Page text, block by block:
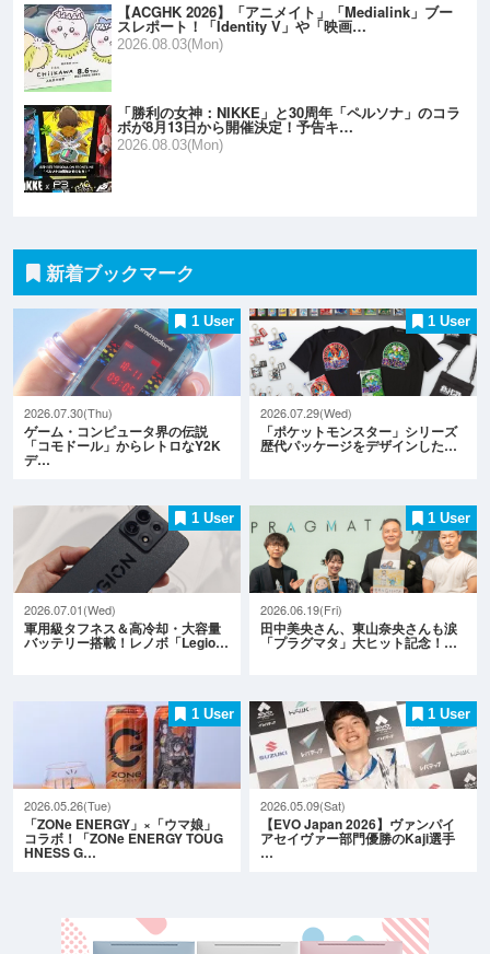
【ACGHK 2026】「アニメイト」「Medialink」ブー
スレポート！「Identity V」や「映画…
2026.08.03(Mon)
「勝利の女神：NIKKE」と30周年「ペルソナ」のコラ
ボが8月13日から開催決定！予告キ…
2026.08.03(Mon)
新着ブックマーク
1 User
2026.07.30(Thu)
ゲーム・コンピュータ界の伝説
「コモドール」からレトロなY2K
デ…
1 User
2026.07.29(Wed)
「ポケットモンスター」シリーズ
歴代パッケージをデザインした…
1 User
2026.07.01(Wed)
軍用級タフネス＆高冷却・大容量
バッテリー搭載！レノボ「Legio…
1 User
2026.06.19(Fri)
田中美央さん、東山奈央さんも涙
「プラグマタ」大ヒット記念！…
1 User
2026.05.26(Tue)
「ZONe ENERGY」×「ウマ娘」
コラボ！「ZONe ENERGY TOUG
HNESS G…
1 User
2026.05.09(Sat)
【EVO Japan 2026】ヴァンパイ
アセイヴァー部門優勝のKaji選手
…